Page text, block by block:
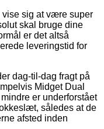
vise sig at være super
skal bruge dine
er det altså
leveringstid for
dag-til-dag fragt på
Midget Dual
er underforstået
således at de
afsted inden